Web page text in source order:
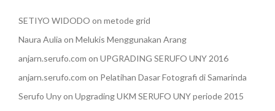
SETIYO WIDODO on metode grid
Naura Aulia on Melukis Menggunakan Arang
anjarn.serufo.com on UPGRADING SERUFO UNY 2016
anjarn.serufo.com on Pelatihan Dasar Fotografi di Samarinda
Serufo Unyon Upgrading UKM SERUFO UNY periode 2015